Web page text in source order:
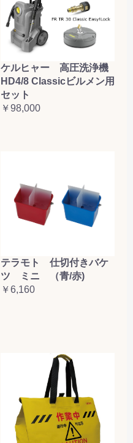
ケルヒャー 高圧洗浄機
HD4/8 Classicビルメン用
セット
￥98,000
テラモト 仕切付きバケ
ツ ミニ （青/赤)
￥6,160